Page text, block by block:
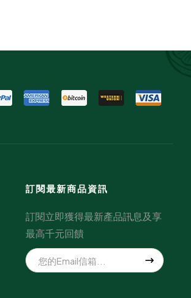
訂閱最新商品資訊
訂閱立即獲得最新產品訊息及享
最高千元回饋